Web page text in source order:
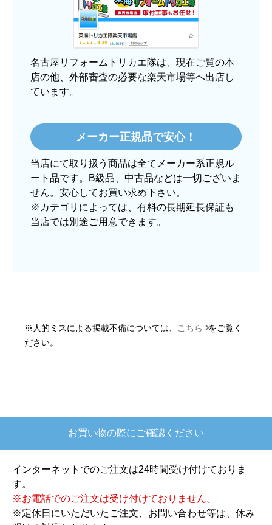
大手ネットショップよりも結構安いところで買う
のは不安でしたが、発送もかなり早くて、梱包も
丁寧でした。
2025年12月24日 21:44
欲しい商品をスムーズに注文できましたか？
はい
ショップからの連絡や対応は適切でしたか？
はい
予定の期日までに商品が届きましたか？
もあると思いますがあまりに早かったので少し驚
【その他感想・コメント】
名古屋リフォームトリカエ隊は、現在ご覧の本
店の他、外部審査の必要な楽天市場等へ出店し
ています。
メーカー正規品で安心！
当店にて取り扱う商品は全てメーカー系正規ル
ート品です。B級品、中古品などは一切ございま
せん。安心してお買い求め下さい。
※カテゴリによっては、有料の長期延長保証も
当店では別途ご用意できます。
※人的ミスによる掲載不備については、 こちら
をご覧く
ださい。
お買い物の際にご確認ください
インターネットでのご注文は24時間受け付けておりま
す。
※お電話でのご注文は受け付けておりません。
※定休日にいただいたご注文、お問い合わせ等は、休み